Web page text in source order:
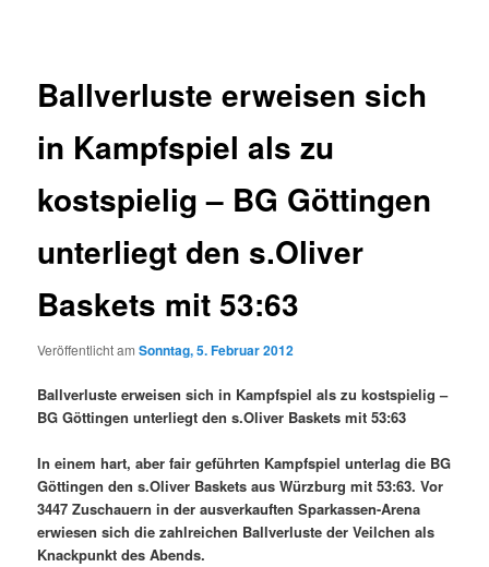
Ballverluste erweisen sich
in Kampfspiel als zu
kostspielig – BG Göttingen
unterliegt den s.Oliver
Baskets mit 53:63
Veröffentlicht amSonntag, 5. Februar 2012
Ballverluste erweisen sich in Kampfspiel als zu kostspielig –
BG Göttingen unterliegt den s.Oliver Baskets mit 53:63
In einem hart, aber fair geführten Kampfspiel unterlag die BG
Göttingen den s.Oliver Baskets aus Würzburg mit 53:63. Vor
3447 Zuschauern in der ausverkauften Sparkassen-Arena
erwiesen sich die zahlreichen Ballverluste der Veilchen als
Knackpunkt des Abends.